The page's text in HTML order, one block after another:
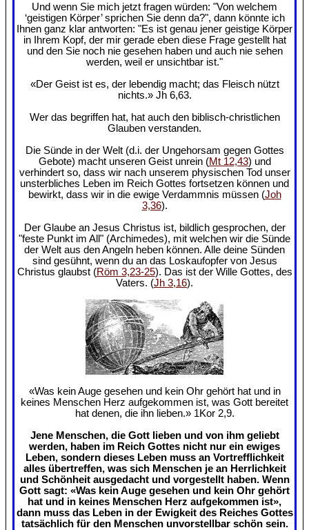
Und wenn Sie mich jetzt fragen würden: "Von welchem
‘geistigen Körper’ sprichen Sie denn da?", dann könnte ich
Ihnen ganz klar antworten: "Es ist genau jener geistige Körper
in Ihrem Kopf, der mir gerade eben diese Frage gestellt hat
und den Sie noch nie gesehen haben und auch nie sehen
werden, weil er unsichtbar ist."
«Der Geist ist es, der lebendig macht; das Fleisch nützt
nichts.» Jh 6,63.
Wer das begriffen hat, hat auch den biblisch-christlichen
Glauben verstanden.
Die Sünde in der Welt (d.i. der Ungehorsam gegen Gottes
Gebote) macht unseren Geist unrein (Mt 12,43) und
verhindert so, dass wir nach unserem physischen Tod unser
unsterbliches Leben im Reich Gottes fortsetzen können und
bewirkt, dass wir in die ewige Verdammnis müssen (Joh
3,36).
Der Glaube an Jesus Christus ist, bildlich gesprochen, der
"feste Punkt im All" (Archimedes), mit welchen wir die Sünde
der Welt aus den Angeln heben können. Alle deine Sünden
sind gesühnt, wenn du an das Loskaufopfer von Jesus
Christus glaubst (Röm 3,23-25). Das ist der Wille Gottes, des
Vaters. (Jh 3,16).
«Was kein Auge gesehen und kein Ohr gehört hat und in
keines Menschen Herz aufgekommen ist, was Gott bereitet
hat denen, die ihn lieben.» 1Kor 2,9.
Jene Menschen, die Gott lieben und von ihm geliebt
werden, haben im Reich Gottes nicht nur ein ewiges
Leben, sondern dieses Leben muss an Vortrefflichkeit
alles übertreffen, was sich Menschen je an Herrlichkeit
und Schönheit ausgedacht und vorgestellt haben. Wenn
Gott sagt: «Was kein Auge gesehen und kein Ohr gehört
hat und in keines Menschen Herz aufgekommen ist»,
dann muss das Leben in der Ewigkeit des Reiches Gottes
tatsächlich für den Menschen unvorstellbar schön sein.